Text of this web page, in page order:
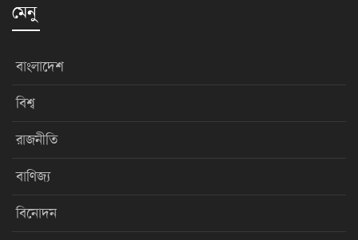
মেনু
বাংলাদেশ
বিশ্ব
রাজনীতি
বাণিজ্য
বিনোদন